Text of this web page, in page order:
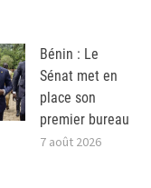
Bénin : Le
Sénat met en
place son
premier bureau
7 août 2026